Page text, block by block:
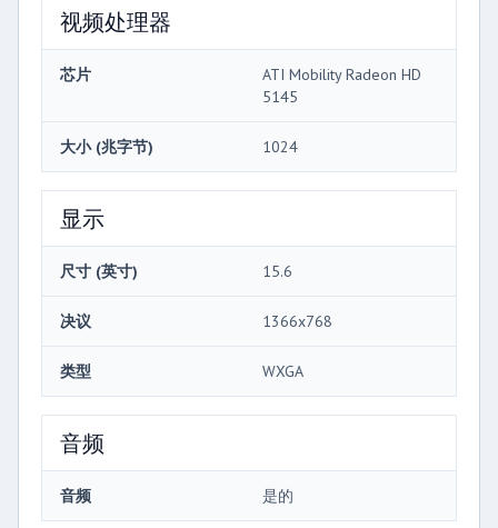
视频处理器
芯片
ATI Mobility Radeon HD
5145
大小 (兆字节) 1024
显示
尺寸 (英寸) 15.6
决议 1366x768
类型 WXGA
音频
音频 是的